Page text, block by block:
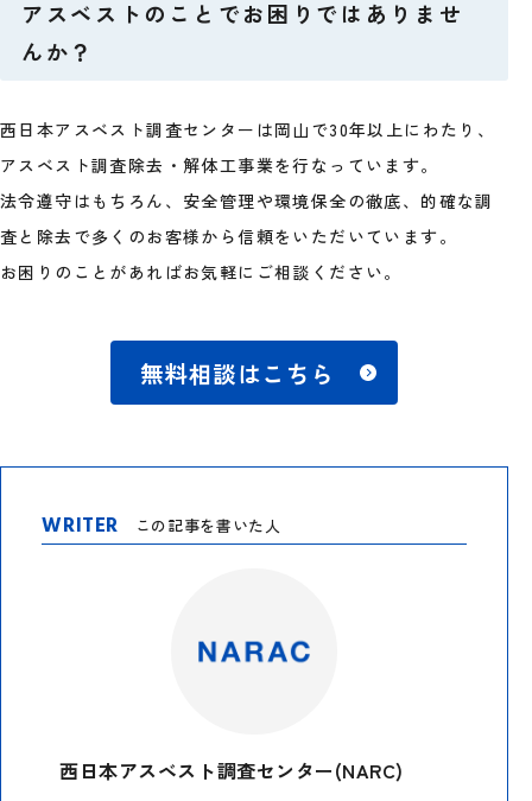
アスベストのことでお困りではありませ
んか？
西日本アスベスト調査センターは岡山で30年以上にわたり、
アスベスト調査除去・解体工事業を行なっています。
法令遵守はもちろん、安全管理や環境保全の徹底、的確な調
査と除去で多くのお客様から信頼をいただいています。
お困りのことがあればお気軽にご相談ください。
無料相談はこちら
WRITER この記事を書いた人
西日本アスベスト調査センター(NARC)